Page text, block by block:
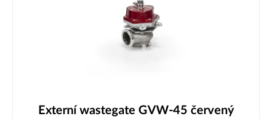
Externí wastegate GVW-45 červený